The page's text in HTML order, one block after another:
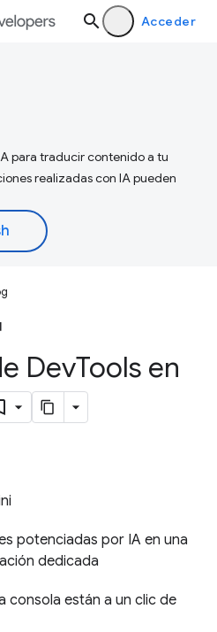
Acceder
para traducir contenido a tu
realizadas con IA pueden
DevTools en
potenciadas por IA en una
dedicada
consola están a un clic de